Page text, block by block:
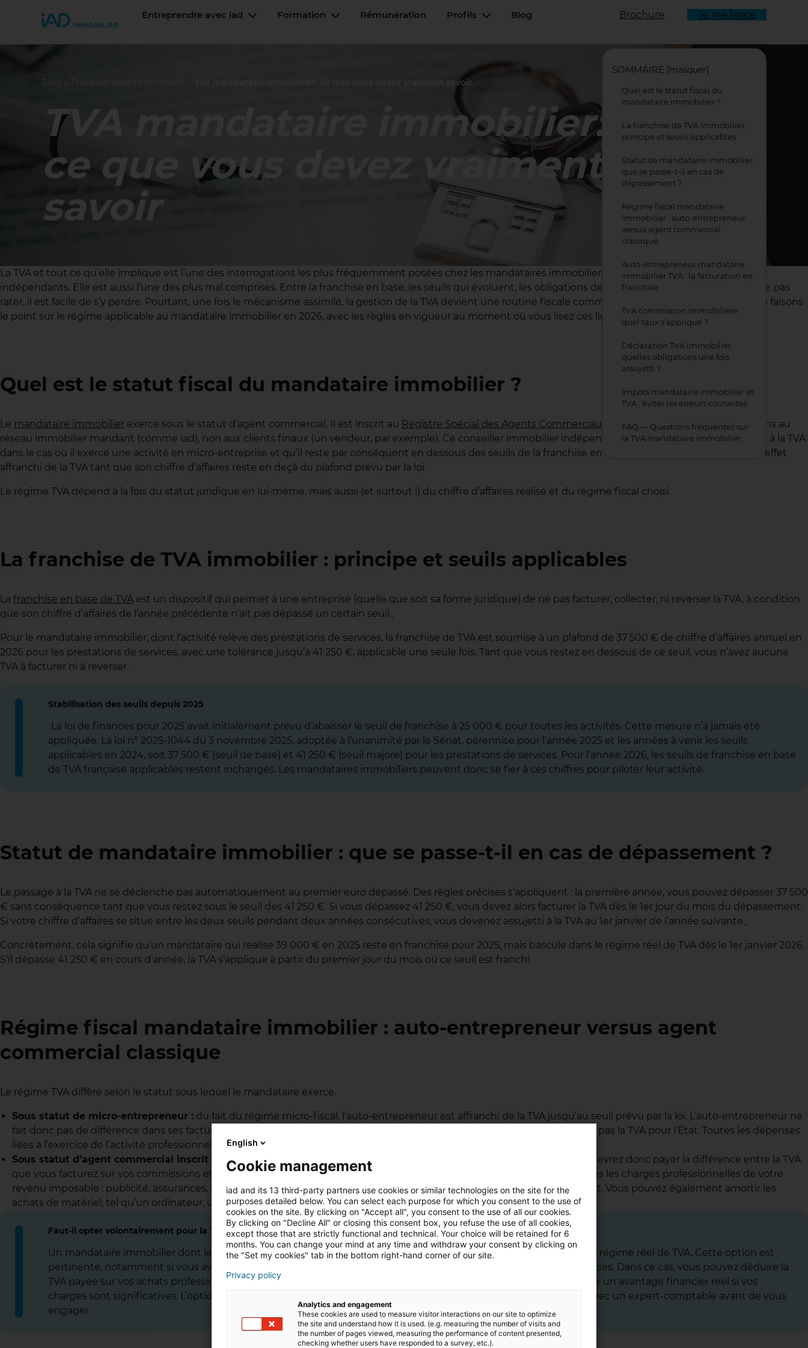
Join iad France
Entreprendre avec iad Menu basculant
Formation Menu basculant
Rémunération Profils Menu basculant
Blog Brochure Je me lance
Blog TVA mandataire immobilier: ce que vous devez vraiment savoir
TVA mandataire immobilier:
ce que vous devez vraiment
savoir
La TVA et tout ce qu’elle implique est l’une des interrogations les plus fréquemment posées chez les mandataires immobiliers et, plus généralement, chez les
indépendants. Elle est aussi l’une des plus mal comprises. Entre la franchise en base, les seuils qui évoluent, les obligations de facturation et les déclarations à ne pas
rater, il est facile de s’y perdre. Pourtant, une fois le mécanisme assimilé, la gestion de la TVA devient une routine fiscale comme une autre. Dans cet article, nous faisons
le point sur le régime applicable au mandataire immobilier en 2026, avec les règles en vigueur au moment où vous lisez ces lignes.
SOMMAIRE [masquer]
Quel est le statut fiscal du
mandataire immobilier ?
La franchise de TVA immobilier :
principe et seuils applicables
Statut de mandataire immobilier :
que se passe-t-il en cas de
dépassement ?
Régime fiscal mandataire
immobilier : auto-entrepreneur
versus agent commercial
classique
Auto-entrepreneur mandataire
immobilier TVA : la facturation en
franchise
TVA commission immobilière :
quel taux s’applique ?
Déclaration TVA immobilier :
quelles obligations une fois
assujetti ?
Impôts mandataire immobilier et
TVA : éviter les erreurs courantes
FAQ — Questions fréquentes sur
la TVA mandataire immobilier
Quel est le statut fiscal du mandataire immobilier ?
Le mandataire immobilier exerce sous le statut d’agent commercial. Il est inscrit au Registre Spécial des Agents Commerciaux
(RSAC) et facture ses commissions au
réseau immobilier mandant (comme iad), non aux clients finaux (un vendeur, par exemple). Ce conseiller immobilier indépendant* est habituellement assujetti à la TVA
dans le cas où il exerce une activité en micro-entreprise et qu’il reste par conséquent en dessous des seuils de la franchise en base. L’auto-entrepreneur est en effet
affranchi de la TVA tant que son chiffre d’affaires reste en deçà du plafond prévu par la loi.
Le régime TVA dépend à la fois du statut juridique en lui-même, mais aussi (et surtout !) du chiffre d’affaires réalisé et du régime fiscal choisi.
La franchise de TVA immobilier : principe et seuils applicables
La franchise en base de TVA est un dispositif qui permet à une entreprise (quelle que soit sa forme juridique) de ne pas facturer, collecter, ni reverser la TVA, à condition
que son chiffre d’affaires de l’année précédente n’ait pas dépassé un certain seuil.
Pour le mandataire immobilier, dont l’activité relève des prestations de services, la franchise de TVA est soumise à un plafond de 37 500 € de chiffre d’affaires annuel en
2026 pour les prestations de services, avec une tolérance jusqu’à 41 250 €, applicable une seule fois. Tant que vous restez en dessous de ce seuil, vous n’avez aucune
TVA à facturer ni à reverser.
Stabilisation des seuils depuis 2025
La loi de finances pour 2025 avait initialement prévu d’abaisser le seuil de franchise à 25 000 € pour toutes les activités. Cette mesure n’a jamais été
appliquée. La loi n° 2025-1044 du 3 novembre 2025, adoptée à l’unanimité par le Sénat, pérennise pour l’année 2025 et les années à venir les seuils
applicables en 2024, soit 37 500 € (seuil de base) et 41 250 € (seuil majoré) pour les prestations de services. Pour l’année 2026, les seuils de franchise en base
de TVA française applicables restent inchangés. Les mandataires immobiliers peuvent donc se fier à ces chiffres pour piloter leur activité.
Statut de mandataire immobilier : que se passe-t-il en cas de dépassement ?
Le passage à la TVA ne se déclenche pas automatiquement au premier euro dépassé. Des règles précises s’appliquent : la première année, vous pouvez dépasser 37 500
€ sans conséquence tant que vous restez sous le seuil des 41 250 €. Si vous dépassez 41 250 €, vous devez alors facturer la TVA dès le 1er jour du mois du dépassement.
Si votre chiffre d’affaires se situe entre les deux seuils pendant deux années consécutives, vous devenez assujetti à la TVA au 1er janvier de l’année suivante.
Concrètement, cela signifie qu’un mandataire qui réalise 39 000 € en 2025 reste en franchise pour 2025, mais bascule dans le régime réel de TVA dès le 1er janvier 2026.
S’il dépasse 41 250 € en cours d’année, la TVA s’applique à partir du premier jour du mois où ce seuil est franchi.
Régime fiscal mandataire immobilier : auto-entrepreneur versus agent
commercial classique
Le régime TVA diffère selon le statut sous lequel le mandataire exerce.
Sous statut de micro-entrepreneur : du fait du régime micro-fiscal, l’auto-entrepreneur est affranchi de la TVA jusqu’au seuil prévu par la loi. L’auto-entrepreneur ne
fait donc pas de différence dans ses factures entre le hors taxe (HT) et le toutes taxes comprises (TTC) puisqu’il ne collecte pas la TVA pour l’État. Toutes les dépenses
liées à l’exercice de l’activité professionnelle seront à sa charge, sans possibilité de récupérer la TVA payée.
Sous statut d’agent commercial inscrit au régime réel :
en tant qu’agent commercial, vous êtes soumis à la TVA, vous devrez donc payer la différence entre la TVA
que vous facturez sur vos commissions et le cumulé de la TVA que vous payez sur vos charges. Vous pouvez déduire toutes les charges professionnelles de votre
revenu imposable : publicité, assurances, frais de déplacement et d’hébergement, carburant, forfait téléphonique, internet. Vous pouvez également amortir les
achats de matériel, tel qu’un ordinateur, un appareil photo ou un téléphone mobile.
Faut-il opter volontairement pour la TVA ?
Un mandataire immobilier dont le chiffre d’affaires reste sous les seuils peut choisir d’opter volontairement pour le régime réel de TVA. Cette option est
pertinente, notamment si vous avez beaucoup de frais professionnels et souhaitez récupérer la TVA sur vos dépenses. Dans ce cas, vous pouvez déduire la
TVA payée sur vos achats professionnels (véhicule utilitaire, matériel, frais de déplacement) ce qui peut représenter un avantage financier réel si vos
charges sont significatives. L’option est irrévocable pendant au moins deux ans : elle mérite donc d’être étudiée avec un expert-comptable avant de vous
engager.
English
Cookie management
iad and its 13 third-party partners use cookies or similar technologies on the site for the
purposes detailed below. You can select each purpose for which you consent to the use of
cookies on the site. By clicking on "Accept all", you consent to the use of all our cookies.
By clicking on "Decline All" or closing this consent box, you refuse the use of all cookies,
except those that are strictly functional and technical. Your choice will be retained for 6
months. You can change your mind at any time and withdraw your consent by clicking on
the "Set my cookies" tab in the bottom right-hand corner of our site.
Privacy policy
Analytics and engagement
These cookies are used to measure visitor interactions on our site to optimize
the site and understand how it is used. (e.g. measuring the number of visits and
the number of pages viewed, measuring the performance of content presented,
checking whether users have responded to a survey, etc.).